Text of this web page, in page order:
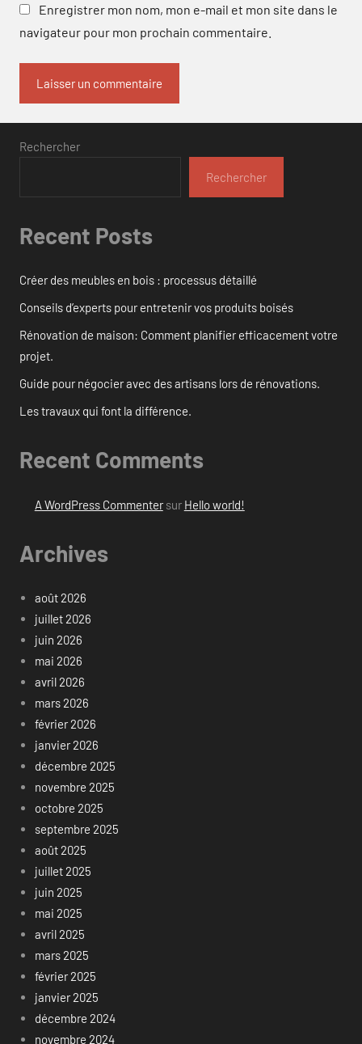
Enregistrer mon nom, mon e-mail et mon site dans le
navigateur pour mon prochain commentaire.
Rechercher
Rechercher
Recent Posts
Créer des meubles en bois : processus détaillé
Conseils d’experts pour entretenir vos produits boisés
Rénovation de maison: Comment planifier efficacement votre
projet.
Guide pour négocier avec des artisans lors de rénovations.
Les travaux qui font la différence.
Recent Comments
A WordPress Commentersur Hello world!
Archives
août 2026
juillet 2026
juin 2026
mai 2026
avril 2026
mars 2026
février 2026
janvier 2026
décembre 2025
novembre 2025
octobre 2025
septembre 2025
août 2025
juillet 2025
juin 2025
mai 2025
avril 2025
mars 2025
février 2025
janvier 2025
décembre 2024
novembre 2024